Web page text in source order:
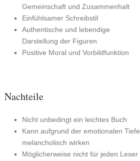
Gemeinschaft und Zusammenhalt
Einfühlsamer Schreibstil
Authentische und lebendige
Darstellung der Figuren
Positive Moral und Vorbildfunktion
Nachteile
Nicht unbedingt ein leichtes Buch
Kann aufgrund der emotionalen Tiefe
melancholisch wirken
Möglicherweise nicht für jeden Leser